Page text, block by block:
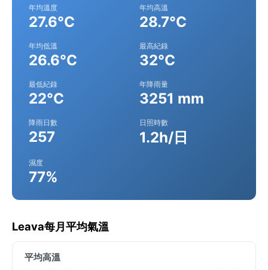
年均溫度
27.6°C
年均高溫
28.7°C
年均低溫
26.6°C
最高紀錄
32°C
最低紀錄
22°C
年降雨量
3251 mm
降雨日數
257
日照時數
1.2h/日
濕度
77%
Leava每月平均氣溫
平均高溫